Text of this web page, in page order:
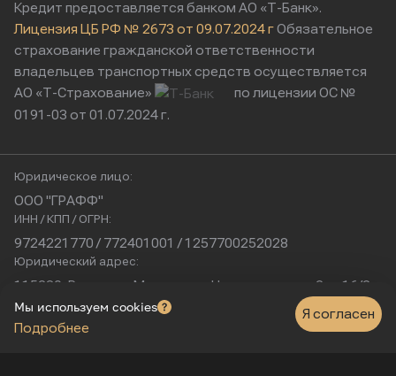
Кредит предоставляется банком АО «Т-Банк».
Лицензия ЦБ РФ № 2673 от 09.07.2024 гОбязательное
страхование гражданской ответственности
владельцев транспортных средств осуществляется
АО «Т-Страхование»
по лицензии ОС №
0191-03 от 01.07.2024 г.
Юридическое лицо:
ООО "ГРАФФ"
ИНН / КПП / ОГРН:
9724221770 / 772401001 / 1257700252028
Юридический адрес:
115230, Россия, г. Москва, ул. Нагатинская, д. 2, п. 16/2
Физический адрес:
г. Москва, Нагатинская улица, 16к1с5
Мы используем cookies
Подробнее
Я согласен